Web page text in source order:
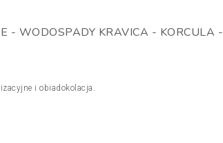
- WODOSPADY KRAVICA - KORCULA -
i obiadokolacja.